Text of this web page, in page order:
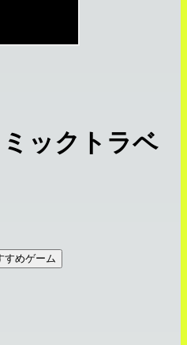
ックトラベ
すめゲーム